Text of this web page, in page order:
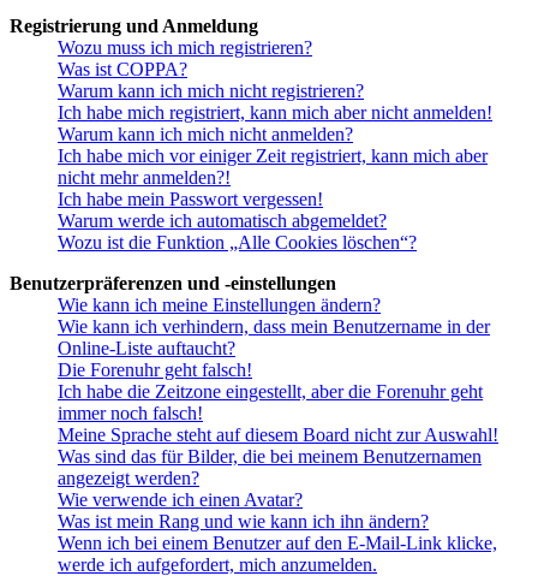
Registrierung und Anmeldung
Wozu muss ich mich registrieren?
Was ist COPPA?
Warum kann ich mich nicht registrieren?
Ich habe mich registriert, kann mich aber nicht anmelden!
Warum kann ich mich nicht anmelden?
Ich habe mich vor einiger Zeit registriert, kann mich aber
nicht mehr anmelden?!
Ich habe mein Passwort vergessen!
Warum werde ich automatisch abgemeldet?
Wozu ist die Funktion „Alle Cookies löschen“?
Benutzerpräferenzen und -einstellungen
Wie kann ich meine Einstellungen ändern?
Wie kann ich verhindern, dass mein Benutzername in der
Online-Liste auftaucht?
Die Forenuhr geht falsch!
Ich habe die Zeitzone eingestellt, aber die Forenuhr geht
immer noch falsch!
Meine Sprache steht auf diesem Board nicht zur Auswahl!
Was sind das für Bilder, die bei meinem Benutzernamen
angezeigt werden?
Wie verwende ich einen Avatar?
Was ist mein Rang und wie kann ich ihn ändern?
Wenn ich bei einem Benutzer auf den E-Mail-Link klicke,
werde ich aufgefordert, mich anzumelden.